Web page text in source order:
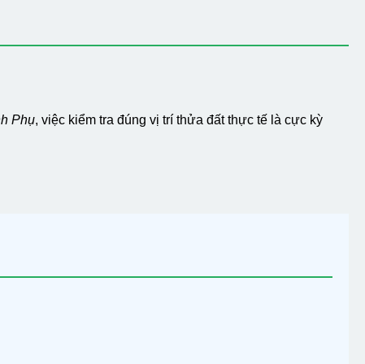
Phụ, việc kiểm tra đúng vị trí thửa đất thực tế là cực kỳ